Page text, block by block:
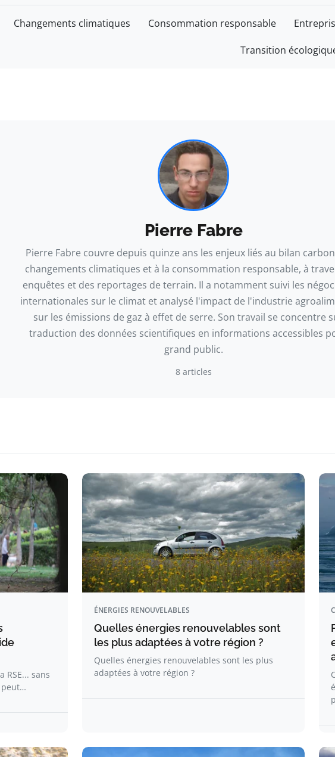
Changements climatiques Consommation responsable
Transition
Pierre Fabre
Pierre Fabre couvre depuis quinze ans les enjeux liés au bilan
changements climatiques et à la consommation responsable, à
enquêtes et des reportages de terrain. Il a notamment suivi les
internationales sur le climat et analysé l'impact de l'industrie
sur les émissions de gaz à effet de serre. Son travail se concentre
traduction des données scientifiques en informations accessibles
grand public.
8 articles
RSE... sans
peut…
ÉNERGIES RENOUVELABLES
Quelles énergies renouvelables sont
les plus adaptées à votre région ?
Quelles énergies renouvelables sont les plus
adaptées à votre région ?